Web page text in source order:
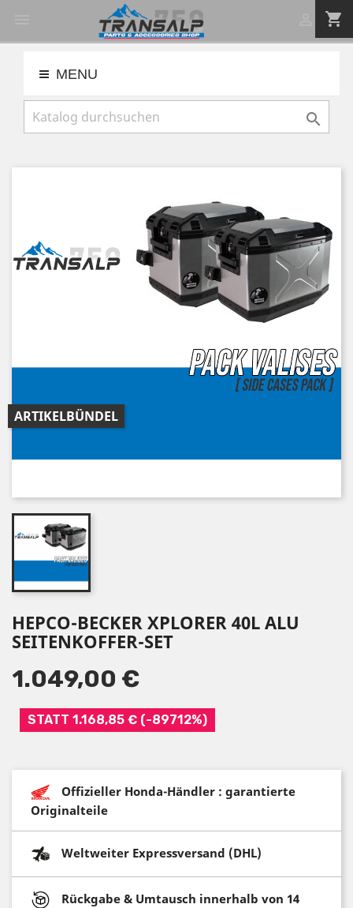
shopping_cart
MENU

ARTIKELBÜNDEL
HEPCO-BECKER XPLORER 40L ALU
SEITENKOFFER-SET
1.049,00 €
STATT 1.168,85 € (-89712%)
Offizieller Honda-Händler : garantierte
Originalteile
Weltweiter Expressversand (DHL)
Rückgabe & Umtausch innerhalb von 14